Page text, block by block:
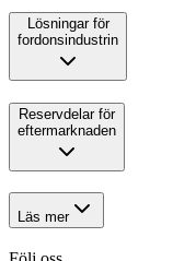
Lösningar för
fordonsindustrin
Reservdelar för
eftermarknaden
Läs mer